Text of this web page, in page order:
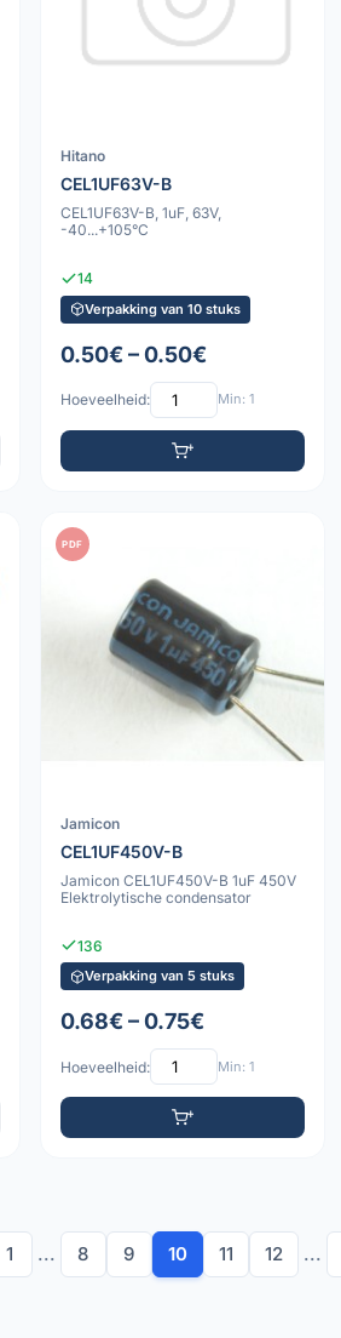
Hitano
CEL1UF63V-B
CEL1UF63V-B, 1uF, 63V,
-40...+105°C
14
Verpakking van 10 stuks
0.50€ – 0.50€
Hoeveelheid: Min: 1
PDF
Jamicon
CEL1UF450V-B
Jamicon CEL1UF450V-B 1uF 450V
Elektrolytische condensator
136
Verpakking van 5 stuks
0.68€ – 0.75€
Hoeveelheid: Min: 1
1 ... 8 9 10 11 12 ...